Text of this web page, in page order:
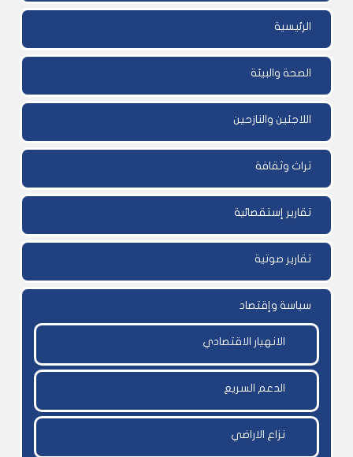
الرئيسية
الصحة والبيئة
اللاجئين والنازحين
تراث وثقافة
تقارير إستقصائية
تقارير صوتية
سياسة وإقتصاد
الانهيار الاقتصادي
الدعم السريع
نزاع الاراضي